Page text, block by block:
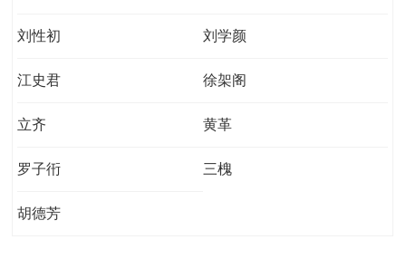
刘性初 刘学颜
江史君 徐架阁
立齐 黄革
罗子衎 三槐
胡德芳